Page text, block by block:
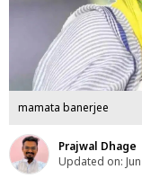
mamata banerjee
Prajwal Dhage
Updated on: